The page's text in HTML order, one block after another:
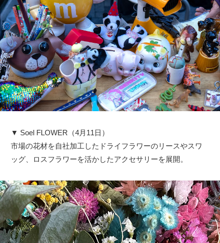
▼ Soel FLOWER（4月11日）
市場の花材を自社加工したドライフラワーのリースやスワ
ッグ、ロスフラワーを活かしたアクセサリーを展開。